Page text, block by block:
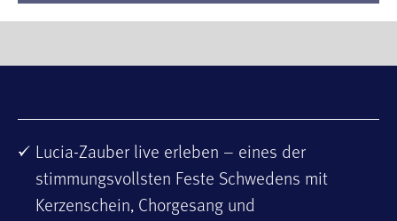
Lucia-Zauber live erleben – eines der
stimmungsvollsten Feste Schwedens mit
Kerzenschein, Chorgesang und